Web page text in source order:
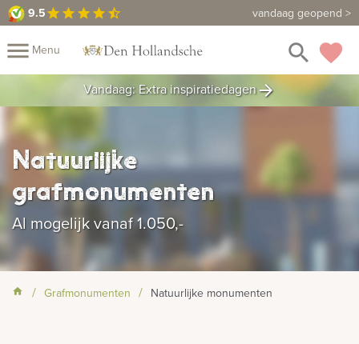
9.5star star star star star_half vandaag geopend >
9.5 Maak een vrijblijvende afspraak
menu Menu favorite
Mijn
search
close
Home
Assortiment
Fotoboek
Informatie
Prijzen
ons
Duurzaamheid Contact
Bekijk
ook:
Vandaag: Extra inspiratiedagenarrow_forward
Natuurlijke
grafmonumenten
Al mogelijk vanaf 1.050,-
Grafmonumenten Natuurlijke monumenten